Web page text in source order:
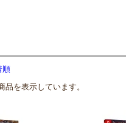
順
品を表示しています。